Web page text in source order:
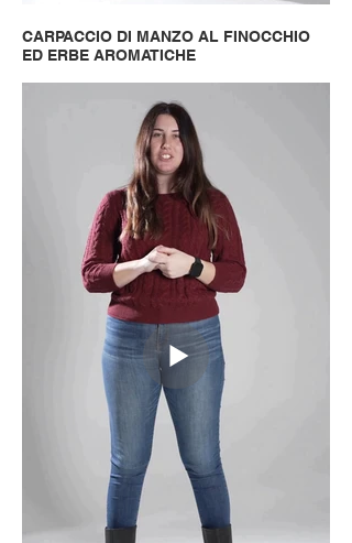
CARPACCIO DI MANZO AL FINOCCHIO
ED ERBE AROMATICHE